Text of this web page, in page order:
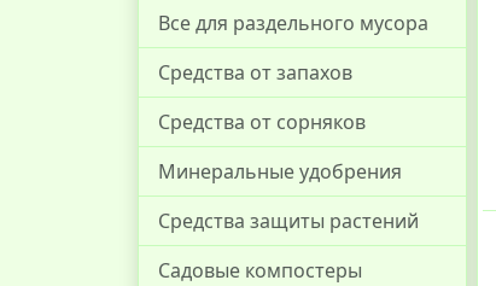
Все для раздельного мусора
Средства от запахов
Средства от сорняков
Минеральные удобрения
Средства защиты растений
Садовые компостеры